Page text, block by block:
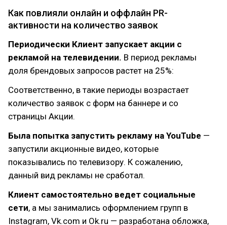
Как повлияли онлайн и оффлайн PR-
активности на количество заявок
Периодически Клиент запускает акции с
рекламой на телевидении. В период рекламы
доля брендовых запросов растет на 25%:
Соответственно, в такие периоды возрастает
количество заявок с форм на баннере и со
страницы Акции.
Была попытка запустить рекламу на YouTube —
запустили акционные видео, которые
показывались по телевизору. К сожалению,
данный вид рекламы не сработал.
Клиент самостоятельно ведет социальные
сети, а мы занимались оформлением групп в
Instagram, Vk.com и Ok.ru — разработана обложка,